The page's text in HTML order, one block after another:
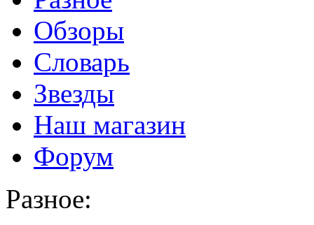
Обзоры
Словарь
Звезды
Наш магазин
Форум
Разное: